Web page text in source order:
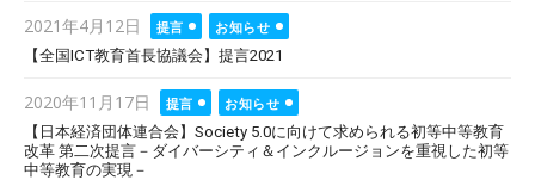
Posted
on
2021年4月12日 提言
お知らせ
【全国ICT教育首長協議会】提言2021
Posted
on
2020年11月17日 提言
お知らせ
【日本経済団体連合会】Society 5.0に向けて求められる初等中等教育
改革 第二次提言－ダイバーシティ＆インクルージョンを重視した初等
中等教育の実現－